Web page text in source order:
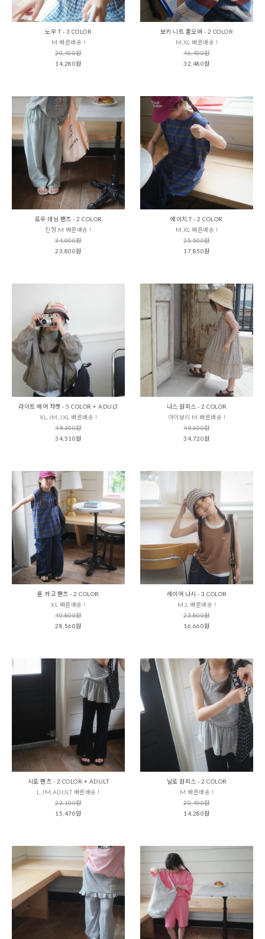
노우 T - 3 COLOR
M 빠른배송 !
20,400원
14,280원
보키 니트 풀오버 - 2 COLOR
M,XL 빠른배송 !
46,400원
32,480원
로우 데님 팬츠 - 2 COLOR
진청 M 빠른배송 !
34,000원
23,800원
에이치 T - 2 COLOR
M,XL 빠른배송 !
25,500원
17,850원
라이트 에어 자켓 - 5 COLOR + ADULT
XL,JM,JXL 빠른배송 !
49,300원
34,510원
나스 원피스 - 2 COLOR
아이보리 M 빠른배송 !
49,600원
34,720원
론 카고 팬츠 - 2 COLOR
XL 빠른배송 !
40,800원
28,560원
레이어 나시 - 3 COLOR
M,L 빠른배송 !
23,800원
16,660원
시로 팬츠 - 2 COLOR + ADULT
L,JM,ADULT 빠른배송 !
22,100원
15,470원
닐로 원피스 - 2 COLOR
M 빠른배송 !
20,400원
14,280원